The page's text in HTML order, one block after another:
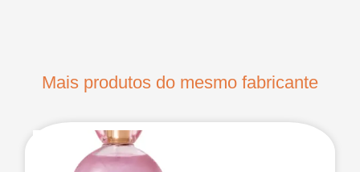
Mais produtos do mesmo fabricante